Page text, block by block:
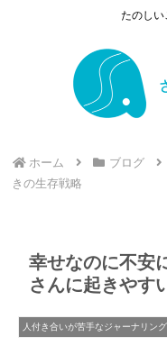
たのしい
ホーム ブログ
きの生存戦略
幸せなのに不安
さんに起きやす
人付き合いが苦手なジャーナリン